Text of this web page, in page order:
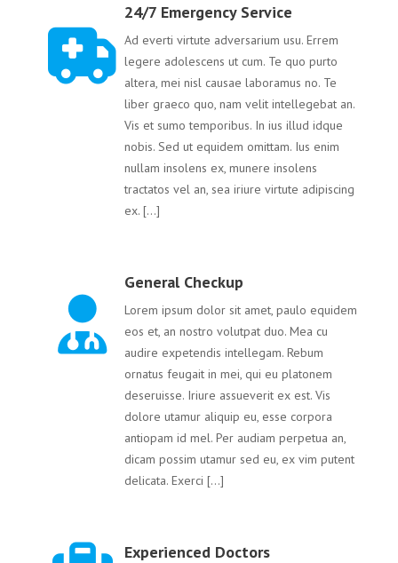
24/7 Emergency Service
Ad everti virtute adversarium usu. Errem
legere adolescens ut cum. Te quo purto
altera, mei nisl causae laboramus no. Te
liber graeco quo, nam velit intellegebat an.
Vis et sumo temporibus. In ius illud idque
nobis. Sed ut equidem omittam. Ius enim
nullam insolens ex, munere insolens
tractatos vel an, sea iriure virtute adipiscing
ex. […]
General Checkup
Lorem ipsum dolor sit amet, paulo equidem
eos et, an nostro volutpat duo. Mea cu
audire expetendis intellegam. Rebum
ornatus feugait in mei, qui eu platonem
deseruisse. Iriure assueverit ex est. Vis
dolore utamur aliquip eu, esse corpora
antiopam id mel. Per audiam perpetua an,
dicam possim utamur sed eu, ex vim putent
delicata. Exerci […]
Experienced Doctors